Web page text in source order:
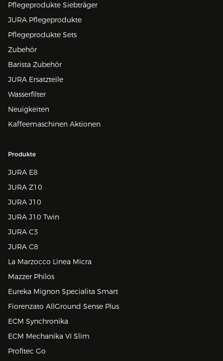
Pflegeprodukte Siebträger
JURA Pflegeprodukte
Pflegeprodukte Sets
Zubehör
Barista Zubehör
JURA Ersatzteile
Wasserfilter
Neuigkeiten
Kaffeemaschinen Aktionen
Produkte
JURA E8
JURA Z10
JURA J10
JURA J10 Twin
JURA C3
JURA C8
La Marzocco Linea Micra
Mazzer Philos
Eureka Mignon Specialita Smart
Fiorenzato AllGround Sense Plus
ECM Synchronika
ECM Mechanika VI Slim
Profitec Go